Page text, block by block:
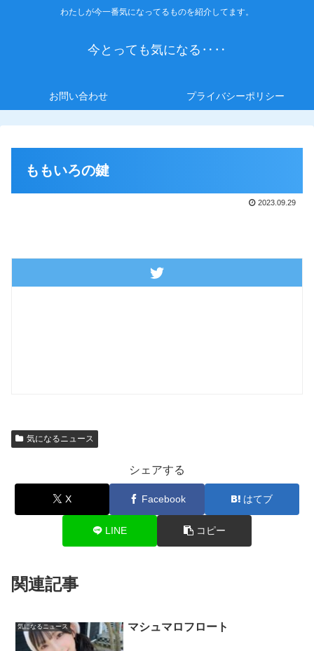
わたしが今一番気になってるものを紹介してます。
今とっても気になる‥‥
お問い合わせ プライバシーポリシー
ももいろの鍵
2023.09.29
気になるニュース
シェアする
X Facebook はてブ
LINE コピー
関連記事
気になるニュース マシュマロフロート